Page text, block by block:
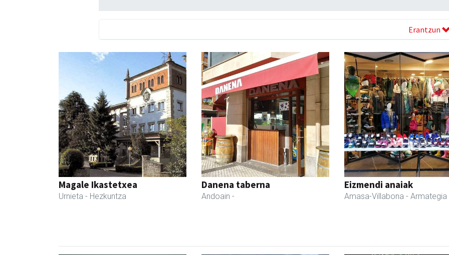
Erantzun
Magale Ikastetxea
Urnieta - Hezkuntza
Danena taberna
Andoain -
Eizmendi anaiak
Amasa-Villabona - Armategia